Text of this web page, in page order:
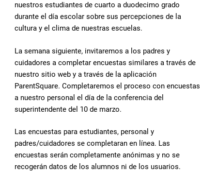
nuestros estudiantes de cuarto a duodecimo grado
durante el día escolar sobre sus percepciones de la
cultura y el clima de nuestras escuelas.
La semana siguiente, invitaremos a los padres y
cuidadores a completar encuestas similares a través de
nuestro sitio web y a través de la aplicación
ParentSquare. Completaremos el proceso con encuestas
a nuestro personal el día de la conferencia del
superintendente del 10 de marzo.
Las encuestas para estudiantes, personal y
padres/cuidadores se completaran en línea. Las
encuestas serán completamente anónimas y no se
recogerán datos de los alumnos ni de los usuarios.